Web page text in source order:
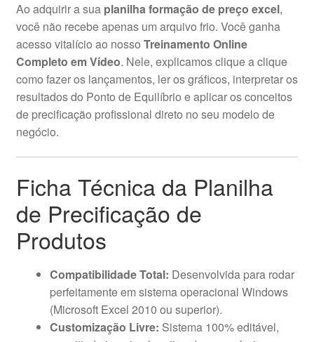
Ao adquirir a sua planilha formação de preço excel,
você não recebe apenas um arquivo frio. Você ganha
acesso vitalício ao nosso Treinamento Online
Completo em Vídeo. Nele, explicamos clique a clique
como fazer os lançamentos, ler os gráficos, interpretar os
resultados do Ponto de Equilíbrio e aplicar os conceitos
de precificação profissional direto no seu modelo de
negócio.
Ficha Técnica da Planilha
de Precificação de
Produtos
Compatibilidade Total: Desenvolvida para rodar
perfeitamente em sistema operacional Windows
(Microsoft Excel 2010 ou superior).
Customização Livre: Sistema 100% editável,